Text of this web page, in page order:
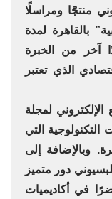
منتجًا ومراسلًا
بالقاهرة لمدة
آخر من الخبرة
الذي تعتبر
لمجلة
التي
وبالإضافة إلى
دور متميز
في أكاديميات